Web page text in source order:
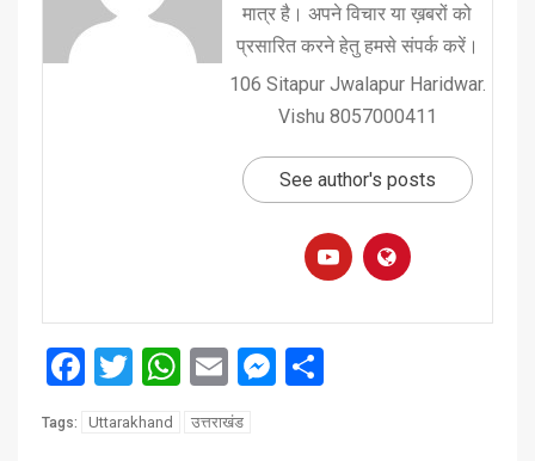
मात्र है। अपने विचार या ख़बरों को
प्रसारित करने हेतु हमसे संपर्क करें।
106 Sitapur Jwalapur Haridwar.
Vishu 8057000411
See author's posts
Facebook
Twitter
WhatsApp
EmailMessenger
Tags: Uttarakhand उत्तराखंड